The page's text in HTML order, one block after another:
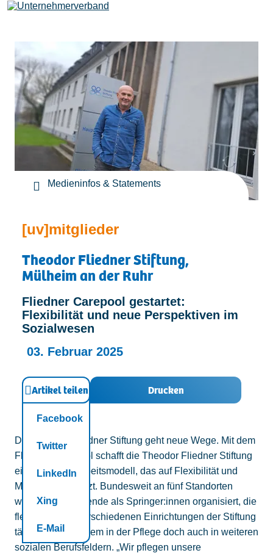
Leistungen
Mitglieder
[uv]campus | Seminare
Verband
Kontakt
Medieninfos & Statements
[uv]mitglieder
Theodor Fliedner Stiftung,
Mülheim an der Ruhr
Fliedner Carepool gestartet:
Flexibilität und neue Perspektiven im
Sozialwesen
03. Februar 2025
Artikel teilen
Facebook
Twitter
LinkedIn
Xing
E-Mail
Drucken
Die Theodor Fliedner Stiftung geht neue Wege. Mit dem
Fliedner Carepool schafft die Theodor Fliedner Stiftung
ein modernes Arbeitsmodell, das auf Flexibilität und
Mitgestaltung setzt. Bundesweit an fünf Standorten
werden Mitarbeitende als Springer:innen organisiert, die
flexibel in den verschiedenen Einrichtungen der Stiftung
tätig sind – vor allem in der Pflege doch auch in weiteren
sozialen Berufsfeldern. „Wir pflegen unsere